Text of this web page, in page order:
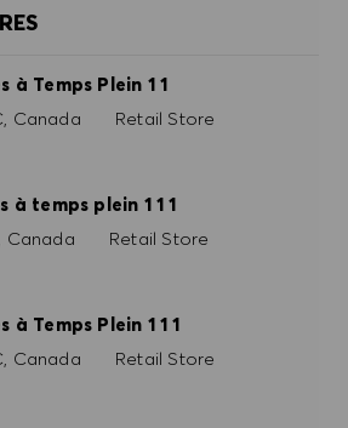
à Temps Plein 1 1
Canada Catégorie
Retail Store
à temps plein 1 1 1
Canada Catégorie
Retail Store
à Temps Plein 1 1 1
Canada Catégorie
Retail Store